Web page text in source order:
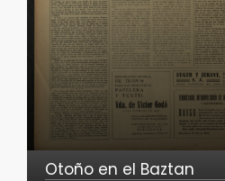
Otoño en el Baztan